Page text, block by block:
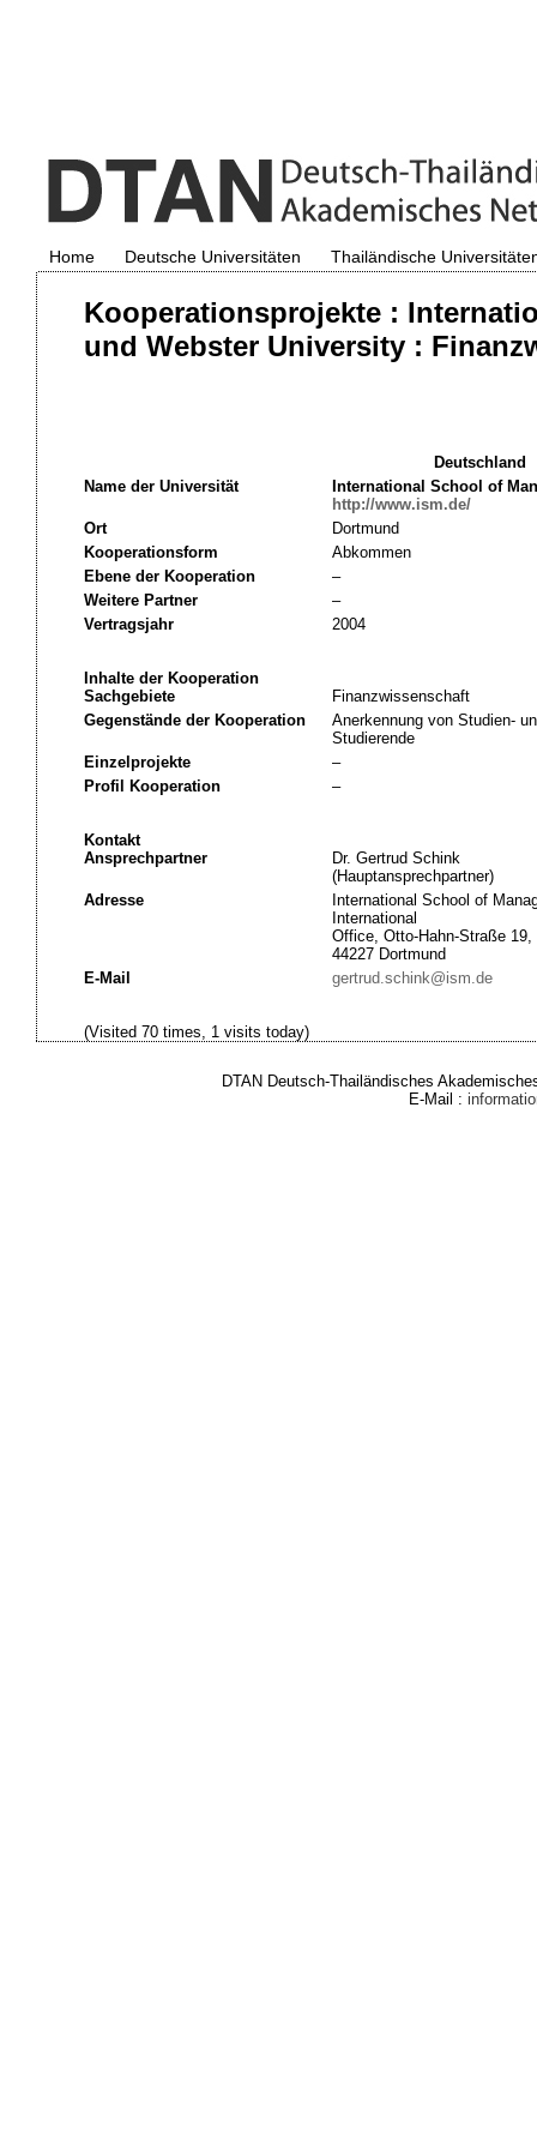
Home Deutsche Universitäten Thailändische
Kooperationsprojekte :
und Webster University :
Deutschland
Name der Universität
International School of
http://www.ism.de/
Ort
Dortmund
Kooperationsform
Abkommen
Ebene der Kooperation
–
Weitere Partner
–
Vertragsjahr
2004
Inhalte der Kooperation
Sachgebiete
Finanzwissenschaft
Gegenstände der Kooperation
Anerkennung von Studien-
Studierende
Einzelprojekte
–
Profil Kooperation
–
Kontakt
Ansprechpartner
Dr. Gertrud Schink
(Hauptansprechpartner)
Adresse
International School of
International
Office, Otto-Hahn-Straße 19,
44227 Dortmund
E-Mail
gertrud.schink@ism.de
(Visited 70 times, 1 visits today)
DTAN Deutsch-Thailändisches
E-Mail :